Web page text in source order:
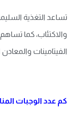
تساعد التغذية
والاكتئاب، كما
الفيتامينات
كم عدد الوجبات